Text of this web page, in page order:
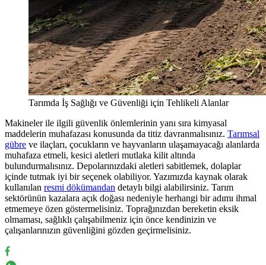
Tarımda İş Sağlığı ve Güvenliği için Tehlikeli Alanlar
Makineler ile ilgili güvenlik önlemlerinin yanı sıra kimyasal
maddelerin muhafazası konusunda da titiz davranmalısınız. Tarımsal
gübre ve ilaçları, çocukların ve hayvanların ulaşamayacağı alanlarda
muhafaza etmeli, kesici aletleri mutlaka kilit altında
bulundurmalısınız. Depolarınızdaki aletleri sabitlemek, dolaplar
içinde tutmak iyi bir seçenek olabiliyor. Yazımızda kaynak olarak
kullanılan resmi dökümandan detaylı bilgi alabilirsiniz. Tarım
sektörünün kazalara açık doğası nedeniyle herhangi bir adımı ihmal
etmemeye özen göstermelisiniz. Toprağınızdan bereketin eksik
olmaması, sağlıklı çalışabilmeniz için önce kendinizin ve
çalışanlarınızın güvenliğini gözden geçirmelisiniz.